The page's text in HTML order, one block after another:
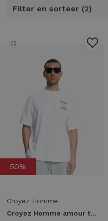
Filter en sorteer 2
1/2
50%
Croyez Homme
Croyez Homme amour t-shirt cra40026045 Print T-shirts 40001 white